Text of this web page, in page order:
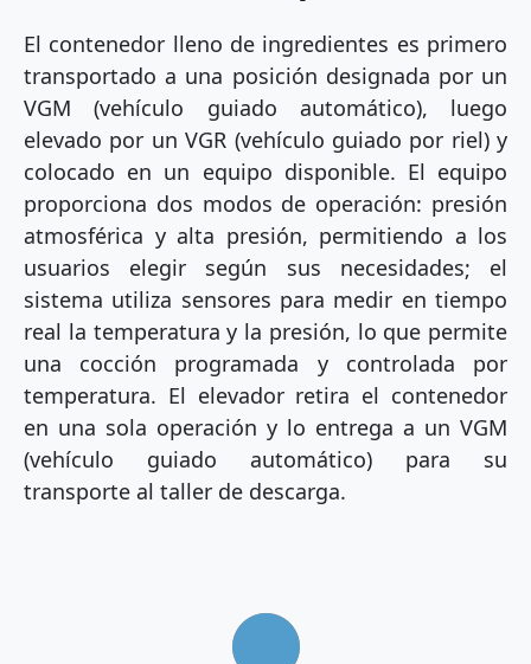
El contenedor lleno de ingredientes es primero
transportado a una posición designada por un
VGM (vehículo guiado automático), luego
elevado por un VGR (vehículo guiado por riel) y
colocado en un equipo disponible. El equipo
proporciona dos modos de operación: presión
atmosférica y alta presión, permitiendo a los
usuarios elegir según sus necesidades; el
sistema utiliza sensores para medir en tiempo
real la temperatura y la presión, lo que permite
una cocción programada y controlada por
temperatura. El elevador retira el contenedor
en una sola operación y lo entrega a un VGM
(vehículo guiado automático) para su
transporte al taller de descarga.